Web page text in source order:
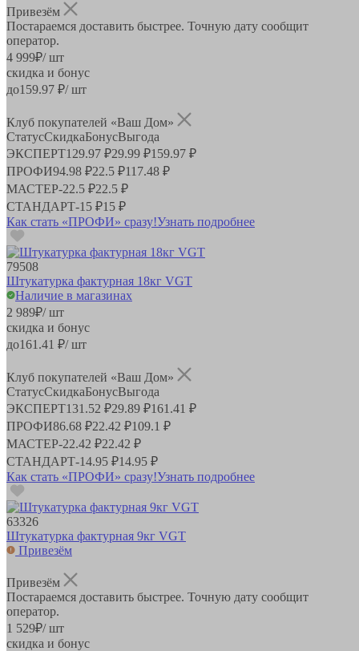
Привезём
Постараемся доставить быстрее. Точную дату сообщит
оператор.
4 999₽/ шт
скидка и бонус
до159.97 ₽/ шт
Клуб покупателей «Ваш Дом»
СтатусСкидкаБонусВыгода
ЭКСПЕРТ129.97 ₽29.99 ₽159.97 ₽
ПРОФИ94.98 ₽22.5 ₽117.48 ₽
МАСТЕР-22.5 ₽22.5 ₽
СТАНДАРТ-15 ₽15 ₽
Как стать «ПРОФИ» сразу!Узнать подробнее
79508
Штукатурка фактурная 18кг VGT
Наличие в магазинах
2 989₽/ шт
скидка и бонус
до161.41 ₽/ шт
Клуб покупателей «Ваш Дом»
СтатусСкидкаБонусВыгода
ЭКСПЕРТ131.52 ₽29.89 ₽161.41 ₽
ПРОФИ86.68 ₽22.42 ₽109.1 ₽
МАСТЕР-22.42 ₽22.42 ₽
СТАНДАРТ-14.95 ₽14.95 ₽
Как стать «ПРОФИ» сразу!Узнать подробнее
63326
Штукатурка фактурная 9кг VGT
Привезём
Привезём
Постараемся доставить быстрее. Точную дату сообщит
оператор.
1 529₽/ шт
скидка и бонус